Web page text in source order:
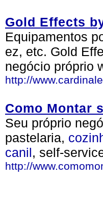
Gold Effects
Equipamentos
ez, etc. Gold
negócio próprio
http://
Como Montar
Seu próprio
pastelaria,
canil, self-
http://